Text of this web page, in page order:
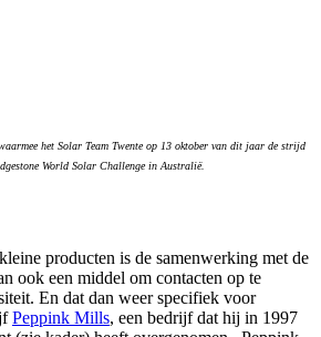
het Solar Team Twente op 13 oktober van dit jaar de strijd
World Solar Challenge in Australië.
producten is de samenwerking met de
ook een middel om contacten op te
En dat dan weer specifiek voor
Peppink Mills, een bedrijf dat hij in 1997